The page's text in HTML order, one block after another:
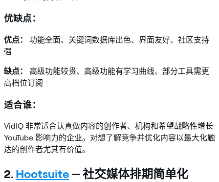
优缺点：
优点：
功能全面、关键词数据库出色、界面友好、社区支持
强
缺点：
高级功能较贵、高级功能有学习曲线、部分工具需更
高档位订阅
适合谁：
VidIQ 非常适合认真做内容的创作者、机构和希望战略性增长
YouTube 影响力的企业。对想了解竞争并优化内容以最大化触
达的创作者尤其有价值。
2. Hootsuite — 社交媒体排期简单化